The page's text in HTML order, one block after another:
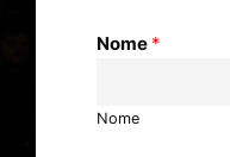
Nome *
Nome